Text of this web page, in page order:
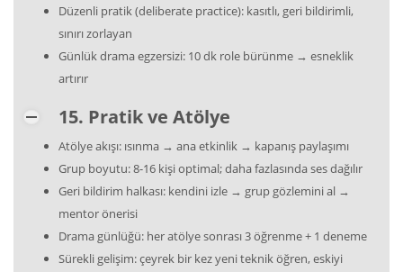
Düzenli pratik (deliberate practice): kasıtlı, geri bildirimli,
sınırı zorlayan
Günlük drama egzersizi: 10 dk role bürünme → esneklik
artırır
15. Pratik ve Atölye
Atölye akışı: ısınma → ana etkinlik → kapanış paylaşımı
Grup boyutu: 8-16 kişi optimal; daha fazlasında ses dağılır
Geri bildirim halkası: kendini izle → grup gözlemini al →
mentor önerisi
Drama günlüğü: her atölye sonrası 3 öğrenme + 1 deneme
Sürekli gelişim: çeyrek bir kez yeni teknik öğren, eskiyi